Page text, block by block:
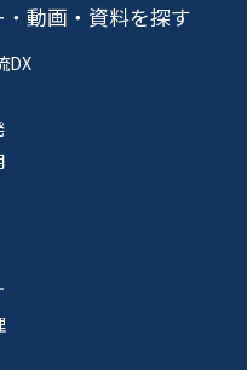
動画・資料を探す
DX